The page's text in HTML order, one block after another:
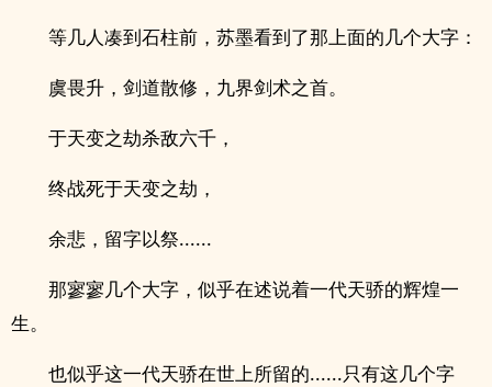
等几人凑到石柱前，苏墨看到了那上面的几个大字：
虞畏升，剑道散修，九界剑术之首。
于天变之劫杀敌六千，
终战死于天变之劫，
余悲，留字以祭......
那寥寥几个大字，似乎在述说着一代天骄的辉煌一
生。
也似乎这一代天骄在世上所留的......只有这几个字